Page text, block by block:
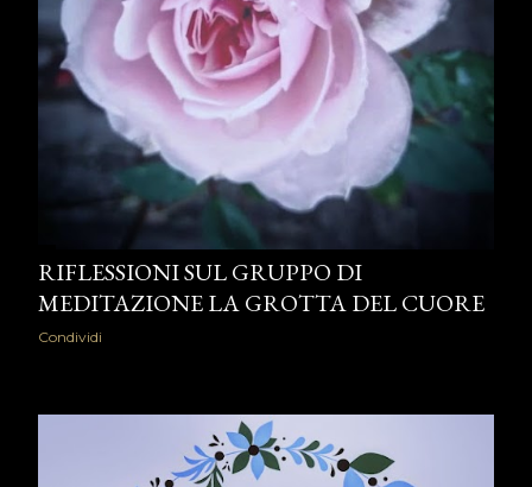
RIFLESSIONI SUL GRUPPO DI
MEDITAZIONE LA GROTTA DEL CUORE
Condividi